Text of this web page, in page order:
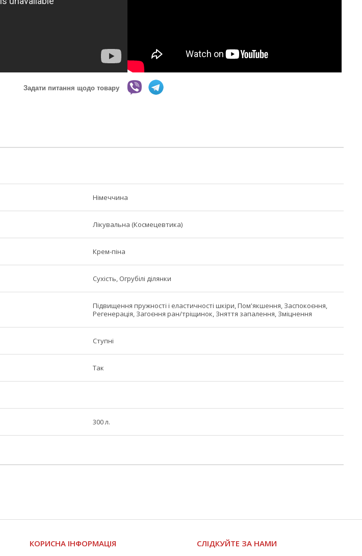
Задати питання щодо товару
Німеччина
Лікувальна (Космецевтика)
Крем-піна
Сухість, Огрубілі ділянки
Підвищення пружності і еластичності шкіри, Пом'якшення, Заспокоєння,
Регенерація, Загоєння ран/тріщинок, Зняття запалення, Зміцнення
Ступні
Так
300 л.
КОРИСНА ІНФОРМАЦІЯ СЛІДКУЙТЕ ЗА НАМИ